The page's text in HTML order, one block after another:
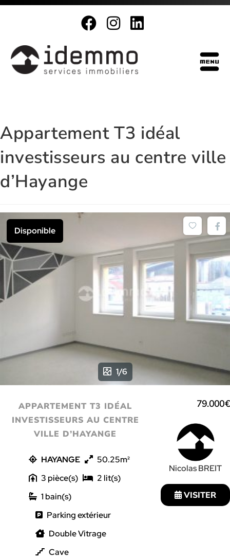
Appartement T3 idéal
investisseurs au centre ville
d’Hayange
Disponible
1/6
APPARTEMENT T3 IDÉAL
INVESTISSEURS AU CENTRE
VILLE D’HAYANGE
HAYANGE
50.25
3
2
1
Parking extérieur
Double Vitrage
Cave
79.000€
Nicolas BREIT
VISITER